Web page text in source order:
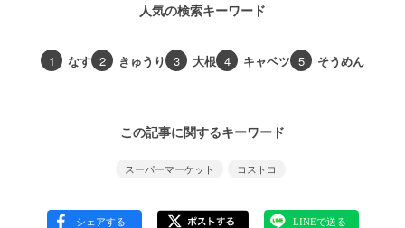
人気の検索キーワード
1 なす 2 きゅうり 3 大根 4 キャベツ 5 そうめん
この記事に関するキーワード
スーパーマーケット コストコ